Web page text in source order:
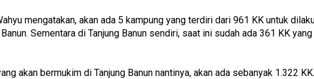
mengatakan, akan ada 5 kampung yang terdiri dari 961 KK untuk
Sementara di Tanjung Banun sendiri, saat ini sudah ada 361 KK
akan bermukim di Tanjung Banun nantinya, akan ada sebanyak 1.322 KK.